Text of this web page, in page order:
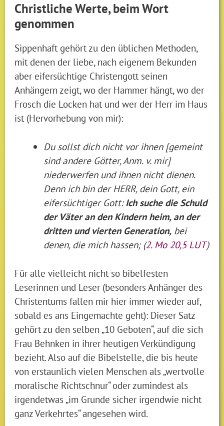
Christliche Werte, beim Wort
genommen
Sippenhaft gehört zu den üblichen Methoden,
mit denen der liebe, nach eigenem Bekunden
aber eifersüchtige Christengott seinen
Anhängern zeigt, wo der Hammer hängt, wo der
Frosch die Locken hat und wer der Herr im Haus
ist (Hervorhebung von mir):
Du sollst dich nicht vor ihnen [gemeint
sind andere Götter, Anm. v. mir]
niederwerfen und ihnen nicht dienen.
Denn ich bin der HERR, dein Gott, ein
eifersüchtiger Gott:Ich suche die Schuld
der Väter an den Kindern heim, an der
dritten und vierten Generation,bei
denen, die mich hassen; (2. Mo 20,5 LUT)
Für alle vielleicht nicht so bibelfesten
Leserinnen und Leser (besonders Anhänger des
Christentums fallen mir hier immer wieder auf,
sobald es ans Eingemachte geht): Dieser Satz
gehört zu den selben „10 Geboten“, auf die sich
Frau Behnken in ihrer heutigen Verkündigung
bezieht. Also auf die Bibelstelle, die bis heute
von erstaunlich vielen Menschen als „wertvolle
moralische Richtschnur“ oder zumindest als
irgendetwas „im Grunde sicher irgendwie nicht
ganz Verkehrtes“ angesehen wird.